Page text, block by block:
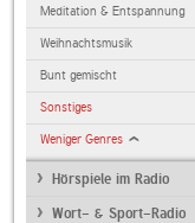
Meditation & Entspannung
Weihnachtsmusik
Bunt gemischt
Sonstiges
Weniger Genres
Hörspiele im Radio
Wort- & Sport-Radio